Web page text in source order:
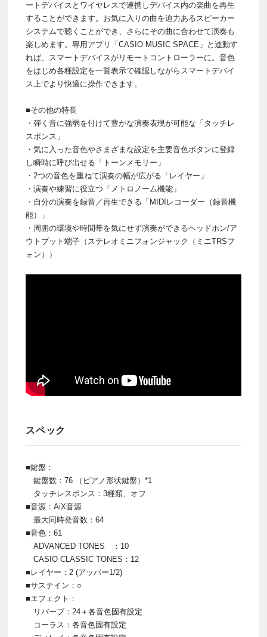
ートデバイスとワイヤレスで連携しデバイス内の楽曲を再生
することができます。お気に入りの曲を迫力あるスピーカー
システムで聴くことができ、さらにその曲に合わせて演奏も
楽しめます。専用アプリ「CASIO MUSIC SPACE」と連動す
れば、スマートデバイスがリモートコントローラーに。音色
をはじめ各種設定を一覧表示で確認しながらスマートデバイ
ス上でより快適に操作できます。
■その他の特長
・弾く音に強弱を付けて豊かな演奏表現が可能な「タッチレ
スポンス」
・気に入った音色やさまざまな設定を主要音色ボタンに登録
し瞬時に呼び出せる「トーンメモリー」
・2つの音色を重ねて演奏の幅が広がる「レイヤー」
・演奏や練習に役立つ「メトロノーム機能」
・自分の演奏を録音／再生できる「MIDIレコーダー（録音機
能）」
・周囲の環境や時間帯を気にせず演奏ができるヘッドホン/ア
ウトプット端子（ステレオミニフォンジャック（ミニTRSフ
ォン））
スペック
■鍵盤：
鍵盤数：76 （ピアノ形状鍵盤）*1
タッチレスポンス：3種類、オフ
■音源：AiX音源
最大同時発音数：64
■音色：61
ADVANCED TONES ：10
CASIO CLASSIC TONES：12
■レイヤー：2 (アッパー1/2)
■サステイン：○
■エフェクト：
リバーブ：24＋各音色固有設定
コーラス：各音色固有設定